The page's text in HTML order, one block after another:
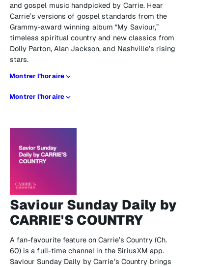
and gospel music handpicked by Carrie. Hear
Carrie’s versions of gospel standards from the
Grammy-award winning album “My Saviour,”
timeless spiritual country and new classics from
Dolly Parton, Alan Jackson, and Nashville’s rising
stars.
Montrer l’horaire
Montrer l’horaire
Saviour Sunday Daily by
CARRIE'S COUNTRY
A fan-favourite feature on Carrie’s Country (Ch.
60) is a full-time channel in the SiriusXM app.
Saviour Sunday Daily by Carrie’s Country brings